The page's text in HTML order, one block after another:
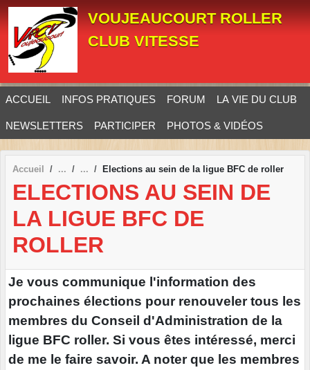
VOUJEAUCOURT ROLLER
CLUB VITESSE
ACCUEIL INFOS PRATIQUES FORUM LA VIE DU CLUB
NEWSLETTERS PARTICIPER PHOTOS & VIDÉOS
Accueil Elections au sein de la ligue BFC de roller
ELECTIONS AU SEIN DE
LA LIGUE BFC DE
ROLLER
Je vous communique l'information des
prochaines élections pour renouveler tous les
membres du Conseil d'Administration de la
ligue BFC roller. Si vous êtes intéressé, merci
de me le faire savoir. A noter que les membres
Panneau de gestion des cookies